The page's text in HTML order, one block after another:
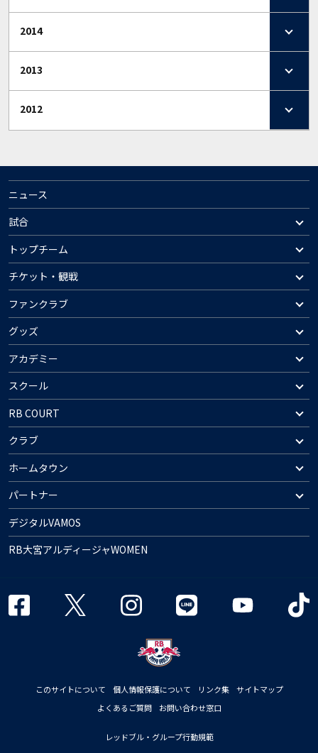
2014
2013
2012
ニュース
試合
トップチーム
チケット・観戦
ファンクラブ
グッズ
アカデミー
スクール
RB COURT
クラブ
ホームタウン
パートナー
デジタルVAMOS
RB大宮アルディージャWOMEN
このサイトについて 個人情報保護について リンク集
サイトマップ
よくあるご質問
お問い合わせ窓口
レッドブル・グループ行動規範